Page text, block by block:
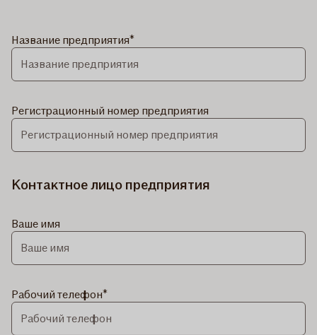
Название предприятия
Регистрационный номер предприятия
Контактное лицо предприятия
Ваше имя
Рабочий телефон